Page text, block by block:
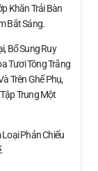
Khăn Trải Bàn
Bắt Sáng.
Bổ Sung Ruy
Tươi Tông Trắng
Trên Ghế Phụ,
Trung Một
Phản Chiếu